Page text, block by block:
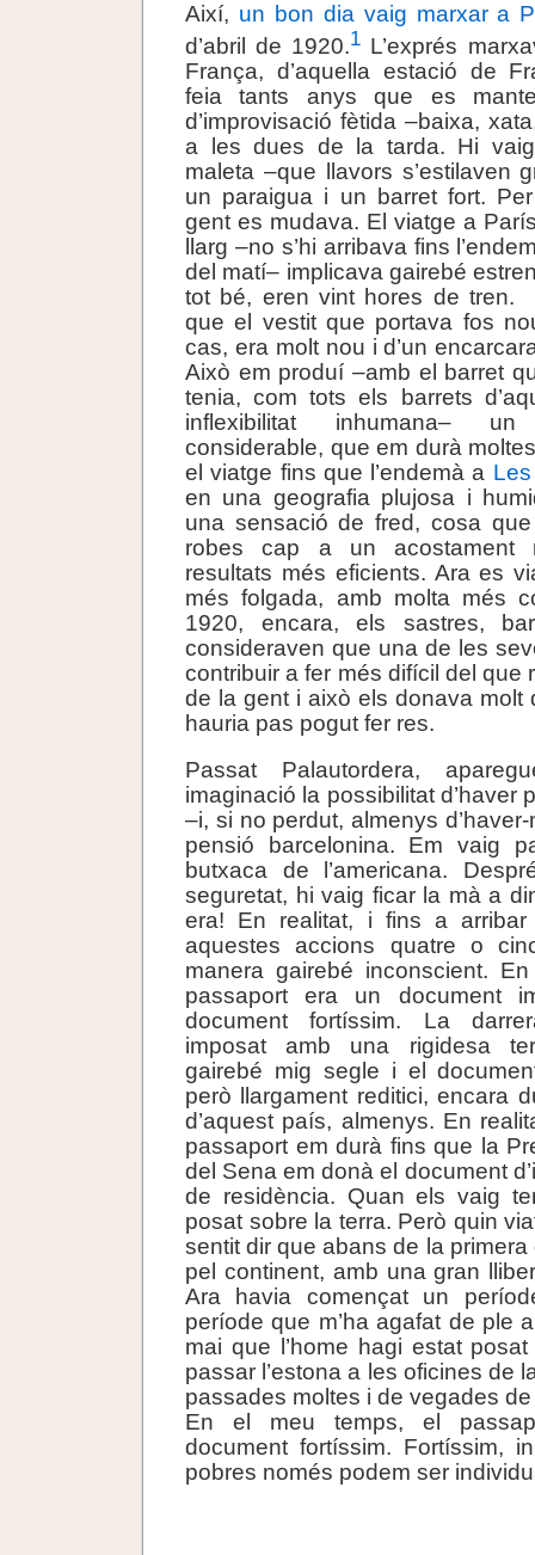
Així, un bon dia vaig marxar a
d’abril de 1920.1 L’exprés
França, d’aquella estació de
feia tants anys que es
d’improvisació fètida –baixa,
a les dues de la tarda. Hi
maleta –que llavors s’estilaven
un paraigua i un barret fort.
gent es mudava. El viatge a
llarg –no s’hi arribava fins
del matí– implicava gairebé
tot bé, eren vint hores de tren.
que el vestit que portava fos
cas, era molt nou i d’un
Això em produí –amb el barret
tenia, com tots els barrets
inflexibilitat inhumana– un
considerable, que em durà
el viatge fins que l’endemà a
en una geografia plujosa i
una sensació de fred, cosa
robes cap a un acostament
resultats més eficients. Ara es
més folgada, amb molta més
1920, encara, els sastres,
consideraven que una de les
contribuir a fer més difícil del que
de la gent i això els donava molt
hauria pas pogut fer res.
Passat Palautordera,
imaginació la possibilitat d’haver
–i, si no perdut, almenys
pensió barcelonina. Em vaig
butxaca de l’americana.
seguretat, hi vaig ficar la mà a
era! En realitat, i fins a
aquestes accions quatre o
manera gairebé inconscient.
passaport era un document
document fortíssim. La
imposat amb una rigidesa
gairebé mig segle i el
però llargament reditici, encara
d’aquest país, almenys. En
passaport em durà fins que la
del Sena em donà el document
de residència. Quan els vaig
posat sobre la terra. Però quin
sentit dir que abans de la
pel continent, amb una gran
Ara havia començat un
període que m’ha agafat de ple
mai que l’home hagi estat
passar l’estona a les oficines de
passades moltes i de vegades
En el meu temps, el
document fortíssim. Fortíssim,
pobres només podem ser